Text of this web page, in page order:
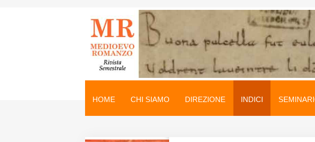
Medioevo Romanzo
HOME CHI SIAMO DIREZIONE INDICI